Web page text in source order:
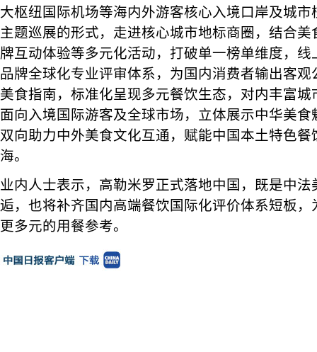
大枢纽国际机场等海内外游客核心入境口岸及城
主题巡展的形式，走进核心城市地标商圈，结合
牌互动体验等多元化活动，打破单一榜单维度，
品牌全球化专业评审体系，为国内消费者输出客
美食指南，标准化呈现多元餐饮生态，对内丰富
面向入境国际游客及全球市场，立体展示中华美
双向助力中外美食文化互通，赋能中国本土特色
海。
业内人士表示，高勒米罗正式落地中国，既是中
逅，也将补齐国内高端餐饮国际化评价体系短板
更多元的用餐参考。